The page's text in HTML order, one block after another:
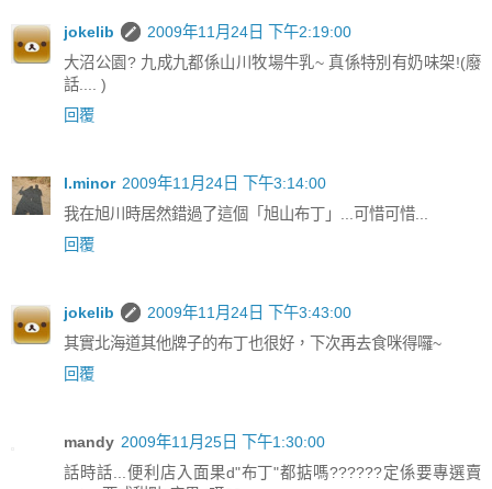
jokelib
2009年11月24日 下午2:19:00
大沼公園? 九成九都係山川牧場牛乳~ 真係特別有奶味架!(廢
話.... )
回覆
l.minor 2009年11月24日 下午3:14:00
我在旭川時居然錯過了這個「旭山布丁」...可惜可惜...
回覆
jokelib
2009年11月24日 下午3:43:00
其實北海道其他牌子的布丁也很好，下次再去食咪得囉~
回覆
mandy 2009年11月25日 下午1:30:00
話時話...便利店入面果d"布丁"都掂嗎??????定係要專選賣